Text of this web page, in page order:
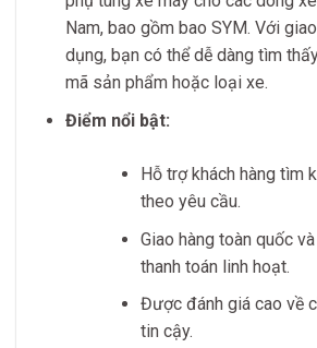
Nam, bao gồm bao SYM. Với
dụng, bạn có thể dễ dàng tìm
mã sản phẩm hoặc loại xe.
Điểm nổi bật:
Hỗ trợ khách hàng tìm
theo yêu cầu.
Giao hàng toàn quốc
thanh toán linh hoạt.
Được đánh giá cao về
tin cậy.